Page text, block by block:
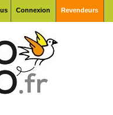
Connexion Revendeurs